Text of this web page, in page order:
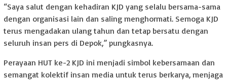
“Saya salut dengan kehadiran KJD yang selalu bersama-sama
dengan organisasi lain dan saling menghormati. Semoga KJD
terus mengadakan ulang tahun dan tetap bersatu dengan
seluruh insan pers di Depok,” pungkasnya.
Perayaan HUT ke-2 KJD ini menjadi simbol kebersamaan dan
semangat kolektif insan media untuk terus berkarya, menjaga